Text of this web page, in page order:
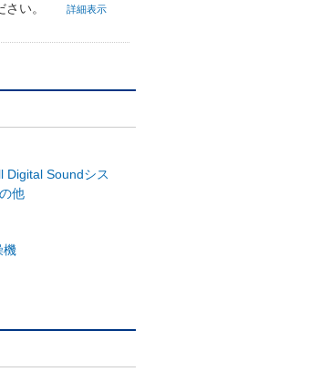
さい。
詳細表示
Digital Soundシス
他
機